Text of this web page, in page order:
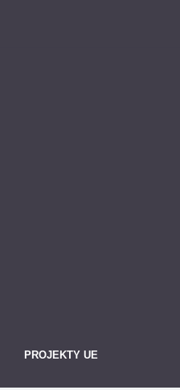
PROJEKTY UE